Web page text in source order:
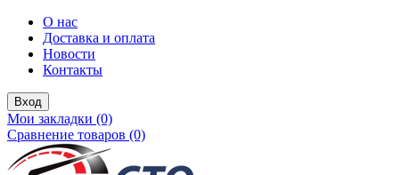
О нас
Доставка и оплата
Новости
Контакты
Вход
Мои закладки (0)
Сравнение товаров (0)